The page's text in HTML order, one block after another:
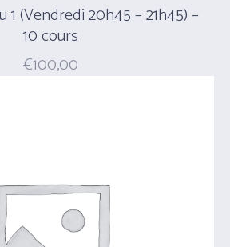
1 (Vendredi 20h45 – 21h45) –
10 cours
€100,00